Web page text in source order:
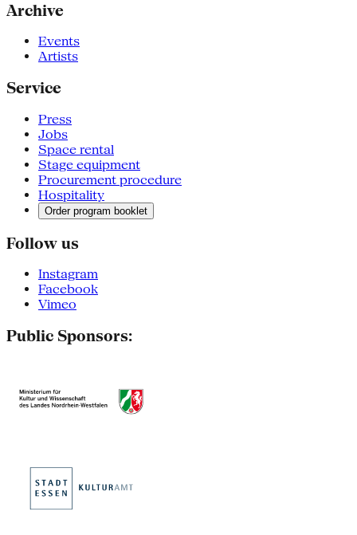
Archive
Events
Artists
Service
Press
Jobs
Space rental
Stage equipment
Procurement procedure
Hospitality
Order program booklet
Follow us
Instagram
Facebook
Vimeo
Public Sponsors: